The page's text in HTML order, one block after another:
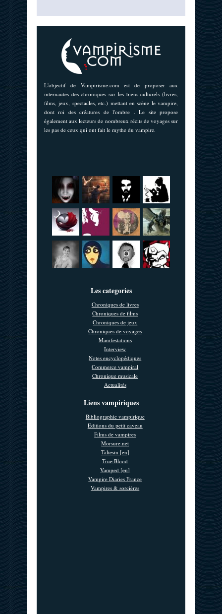
L'objectif de Vampirisme.com est de proposer aux
internautes des chroniques sur les biens culturels (livres,
films, jeux, spectacles, etc.) mettant en scène le vampire,
dont roi des créatures de l'ombre . Le site propose
également aux lecteurs de nombreux récits de voyages sur
les pas de ceux qui ont fait le mythe du vampire.
Les categories
Chroniques de livres
Chroniques de films
Chroniques de jeux
Chroniques de voyages
Manifestations
Interview
Notes encyclopédiques
Commerce vampiral
Chronique musicale
Actualités
Liens vampiriques
Bibliographie vampirique
Editions du petit caveau
Films de vampires
Morsure.net
Taliesin [en]
True Blood
Vamped [en]
Vampire Diaries France
Vampires & sorcières